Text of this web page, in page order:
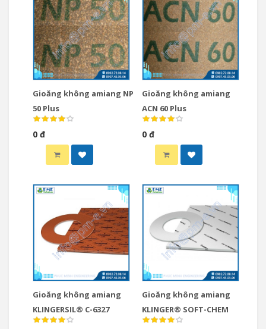
Gioăng không amiang NP
50 Plus
0 đ
Gioăng không amiang
ACN 60 Plus
0 đ
Gioăng không amiang
KLINGERSIL® C-6327
Gioăng không amiang
KLINGER® SOFT-CHEM